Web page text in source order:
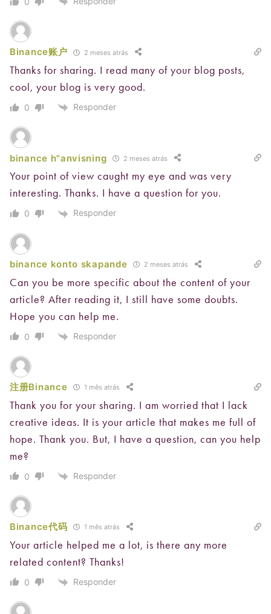
Binance账户 2 meses atrás
Thanks for sharing. I read many of your blog posts,
cool, your blog is very good.
0 Responder
binance h"anvisning 2 meses atrás
Your point of view caught my eye and was very
interesting. Thanks. I have a question for you.
0 Responder
binance konto skapande 2 meses atrás
Can you be more specific about the content of your
article? After reading it, I still have some doubts.
Hope you can help me.
0 Responder
注册Binance 1 mês atrás
Thank you for your sharing. I am worried that I lack
creative ideas. It is your article that makes me full of
hope. Thank you. But, I have a question, can you help
me?
0 Responder
Binance代码 1 mês atrás
Your article helped me a lot, is there any more
related content? Thanks!
0 Responder